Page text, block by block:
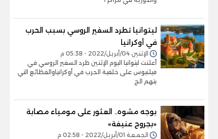
ليتوانيا تطرد السفير الروسي بسبب الحرب
في أوكرانيا
الإثنين 04/أبريل/2022 - 05:38 م
أعلنت ليتوانيا اليوم الإثنين طرد السفير الروسي في
فيلنيوس على خلفية الحرب في أوكرانياوالفظائع التي
يتهم الج
بوجه مشوه.. العثور على مومياء مصابة
«بجروح عنيفة»
الجمعة 01/أبريل/2022 - 02:58 م